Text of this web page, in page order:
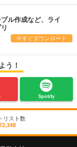
ル作成など、ライ
今すぐダウンロード
う！
Spotify
リスト数